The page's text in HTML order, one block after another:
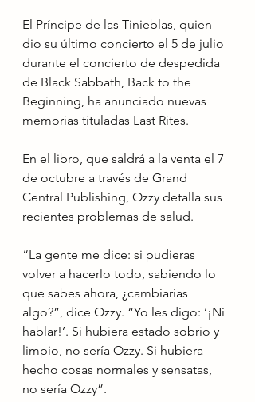
El Príncipe de las Tinieblas, quien
dio su último concierto el 5 de julio
durante el concierto de despedida
de Black Sabbath, Back to the
Beginning, ha anunciado nuevas
memorias tituladas Last Rites.
En el libro, que saldrá a la venta el 7
de octubre a través de Grand
Central Publishing, Ozzy detalla sus
recientes problemas de salud.
“La gente me dice: si pudieras
volver a hacerlo todo, sabiendo lo
que sabes ahora, ¿cambiarías
algo?”, dice Ozzy. “Yo les digo: ‘¡Ni
hablar!’. Si hubiera estado sobrio y
limpio, no sería Ozzy. Si hubiera
hecho cosas normales y sensatas,
no sería Ozzy”.